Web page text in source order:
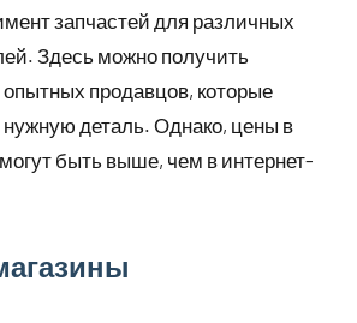
запчастей для различных
Здесь можно получить
продавцов, которые
нужную деталь. Однако, цены в
быть выше, чем в интернет-